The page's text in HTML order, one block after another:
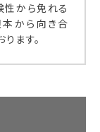
性から免れる
本から向き合
ます。